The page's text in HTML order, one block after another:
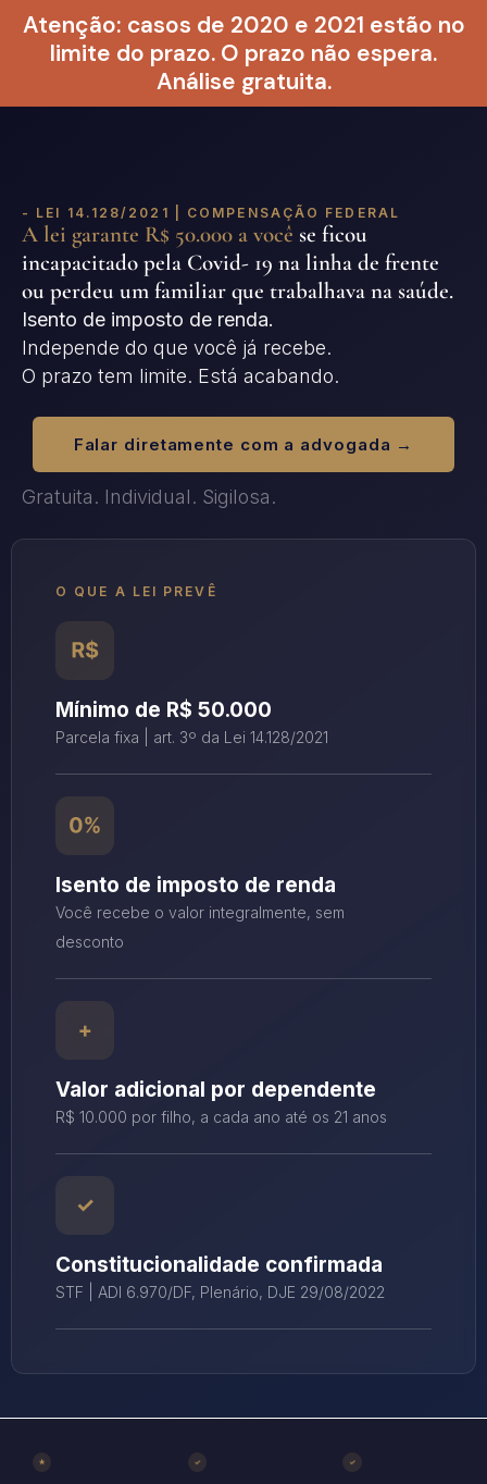
Atenção: casos de 2020 e 2021 estão no
limite do prazo. O prazo não espera.
Análise gratuita.
- LEI 14.128/2021 | COMPENSAÇÃO FEDERAL
A lei garante R$ 50.000 a você se ficou
incapacitado pela Covid- 19 na linha de frente
ou perdeu um familiar que trabalhava na saúde.
Isento de imposto de renda.
Independe do que você já recebe.
O prazo tem limite. Está acabando.
Falar diretamente com a advogada →
Gratuita. Individual. Sigilosa.
O QUE A LEI PREVÊ
Mínimo de R$ 50.000
Parcela fixa | art. 3º da Lei 14.128/2021
Isento de imposto de renda
Você recebe o valor integralmente, sem
desconto
Valor adicional por dependente
R$ 10.000 por filho, a cada ano até os 21 anos
Constitucionalidade confirmada
STF | ADI 6.970/DF, Plenário, DJE 29/08/2022